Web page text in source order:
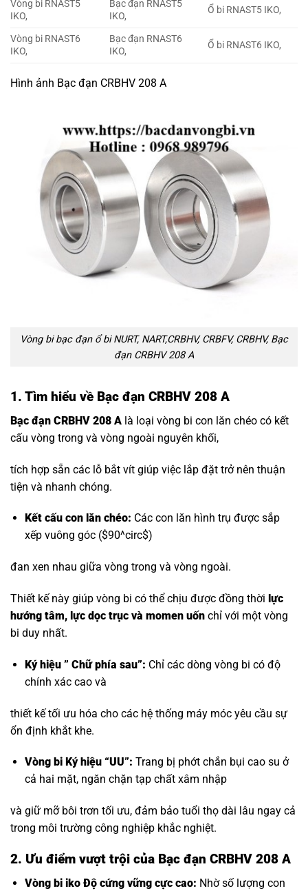
Vòng bi RNAST5
IKO,
Bạc đạn RNAST5
IKO,
Ổ bi RNAST5 IKO,
Vòng bi RNAST6
IKO,
Bạc đạn RNAST6
IKO,
Ổ bi RNAST6 IKO,
Hình ảnh Bạc đạn CRBHV 208 A
Vòng bi bạc đạn ổ bi NURT, NART,CRBHV, CRBFV, CRBHV, Bạc
đạn CRBHV 208 A
1. Tìm hiểu về Bạc đạn CRBHV 208 A
Bạc đạn CRBHV 208 A là loại vòng bi con lăn chéo có kết
cấu vòng trong và vòng ngoài nguyên khối,
tích hợp sẵn các lỗ bắt vít giúp việc lắp đặt trở nên thuận
tiện và nhanh chóng.
Kết cấu con lăn chéo: Các con lăn hình trụ được sắp
xếp vuông góc ($90^circ$)
đan xen nhau giữa vòng trong và vòng ngoài.
Thiết kế này giúp vòng bi có thể chịu được đồng thời lực
hướng tâm, lực dọc trục và momen uốn chỉ với một vòng
bi duy nhất.
Ký hiệu ” Chữ phía sau”: Chỉ các dòng vòng bi có độ
chính xác cao và
thiết kế tối ưu hóa cho các hệ thống máy móc yêu cầu sự
ổn định khắt khe.
Vòng bi Ký hiệu “UU”: Trang bị phớt chắn bụi cao su ở
cả hai mặt, ngăn chặn tạp chất xâm nhập
và giữ mỡ bôi trơn tối ưu, đảm bảo tuổi thọ dài lâu ngay cả
trong môi trường công nghiệp khắc nghiệt.
2. Ưu điểm vượt trội của Bạc đạn CRBHV 208 A
Vòng bi ikoĐộ cứng vững cực cao: Nhờ số lượng con